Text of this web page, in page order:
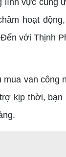
hoạt
với Thịnh
mua van
kịp thời,